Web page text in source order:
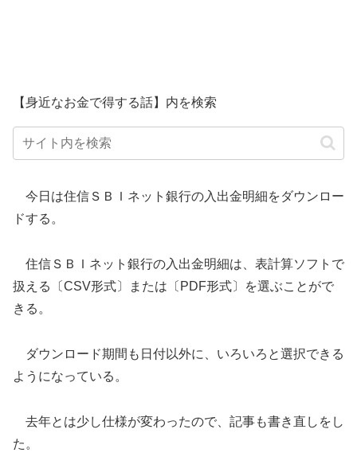
【身近なお金で得する話】内を検索
今日は住信ＳＢＩネット銀行の入出金明細をダウンロー
ドする。
住信ＳＢＩネット銀行の入出金明細は、表計算ソフトで
扱える〔CSV形式〕または〔PDF形式〕を選ぶことがで
きる。
ダウンロード期間も日付以外に、いろいろと選択できる
ようになっている。
去年とは少し仕様が変わったので、記事も書き直しをし
た。